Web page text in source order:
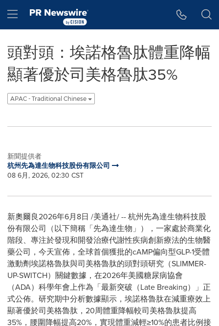
Hamburger menu
頭對頭：埃諾格魯肽體重降幅
顯著優於司美格魯肽35%
APAC - Traditional Chinese
新聞提供者
杭州先為達生物科技股份有限公司
08 6月, 2026, 02:30 CST
新奧爾良2026年6月8日 /美通社/ -- 杭州先為達生物科技股
份有限公司（以下簡稱 「先為達生物 」 ），一家處於商業化
階段、專注於發現和開發治療代謝性疾病創新療法的生物醫
藥公司，今天宣佈，全球首個獲批的cAMP偏向型GLP-1受體
激動劑埃諾格魯肽與司美格魯肽的頭對頭研究（SLIMMER-
UP-SWITCH）關鍵數據，在2026年美國糖尿病協會
（ADA）科學年會上作為「最新突破（Late Breaking）」正
式公佈。研究期中分析數據顯示，埃諾格魯肽在減重療效上
顯著優於司美格魯肽，20周體重降幅較司美格魯肽提高
35%，腰圍降幅提高20%，實現體重減輕≥10%的患者比例接